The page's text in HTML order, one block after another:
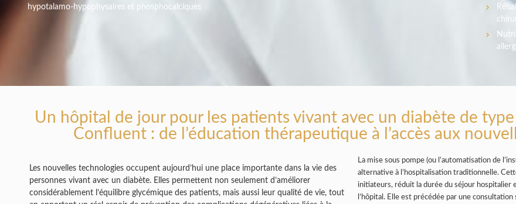
hypotalamo-hypophysaires et phosphocalciques
Un hôpital de jour pour les patients vivant avec un diabète de
Confluent : de l’éducation thérapeutique à l’accès aux
Les nouvelles technologies occupent aujourd’hui une place importante dans la vie des
personnes vivant avec un diabète. Elles permettent non seulement d’améliorer
considérablement l’équilibre glycémique des patients, mais aussi leur qualité de vie, tout
La mise sous pompe (ou l’automatisation de
alternative à l’hospitalisation traditionnelle.
initiateurs, réduit la durée du séjour hospitalier
l’hôpital. Elle est précédée par une